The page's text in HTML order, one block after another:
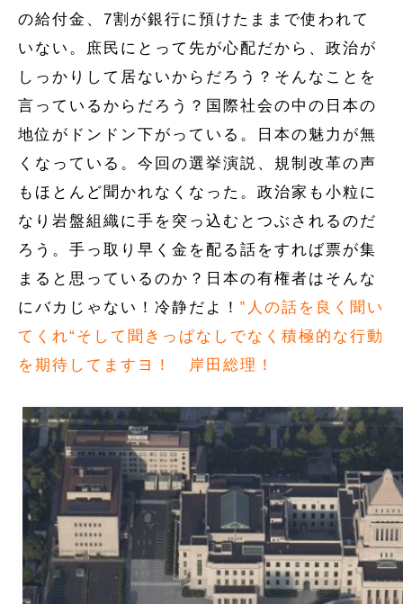
の給付金、7割が銀行に預けたままで使われて
いない。庶民にとって先が心配だから、政治が
しっかりして居ないからだろう？そんなことを
言っているからだろう？国際社会の中の日本の
地位がドンドン下がっている。日本の魅力が無
くなっている。今回の選挙演説、規制改革の声
もほとんど聞かれなくなった。政治家も小粒に
なり岩盤組織に手を突っ込むとつぶされるのだ
ろう。手っ取り早く金を配る話をすれば票が集
まると思っているのか？日本の有権者はそんな
にバカじゃない！冷静だよ！ ‟人の話を良く聞い
てくれ“そして聞きっぱなしでなく積極的な行動
を期待してますヨ！ 岸田総理！